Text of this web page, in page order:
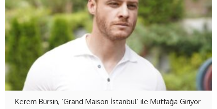
Kerem Bürsin, ‘Grand Maison İstanbul’ ile Mutfağa Giriyor